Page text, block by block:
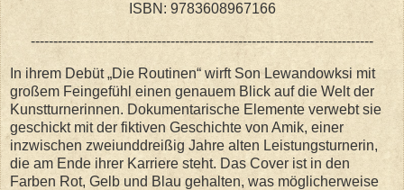
ISBN: 9783608967166
----------------------------------------------------------------------------
In ihrem Debüt „Die Routinen“ wirft Son Lewandowksi mit
großem Feingefühl einen genauem Blick auf die Welt der
Kunstturnerinnen. Dokumentarische Elemente verwebt sie
geschickt mit der fiktiven Geschichte von Amik, einer
inzwischen zweiunddreißig Jahre alten Leistungsturnerin,
die am Ende ihrer Karriere steht. Das Cover ist in den
Farben Rot, Gelb und Blau gehalten, was möglicherweise